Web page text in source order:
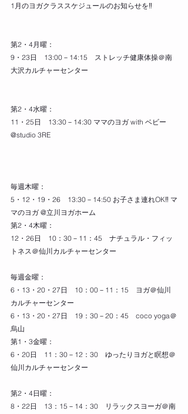
1月のヨガクラススケジュールのお知らせを‼
第2・4月曜：
9・23日　13:00－14:15　ストレッチ健康体操＠南
大沢カルチャーセンター
第2・4水曜：
11・25日　13:30－14:30 ママのヨガ with ベビー
@studio 3RE
毎週木曜：
5・12・19・26　13:30－14:50 お子さま連れOK‼ マ
マのヨガ @立川ヨガホーム
第2・4木曜：
12・26日　10：30－11：45　ナチュラル・フィッ
トネス＠仙川カルチャーセンター
毎週金曜：
6・13・20・27日　10：00－11：15　ヨガ＠仙川
カルチャーセンター
6・13・20・27日　19：30－20：45　coco yoga＠
烏山
第1・3金曜：
6・20日　11：30－12：30　ゆったりヨガと瞑想＠
仙川カルチャーセンター
第2・4日曜：
8・22日　13：15－14：30　リラックスヨーガ＠南